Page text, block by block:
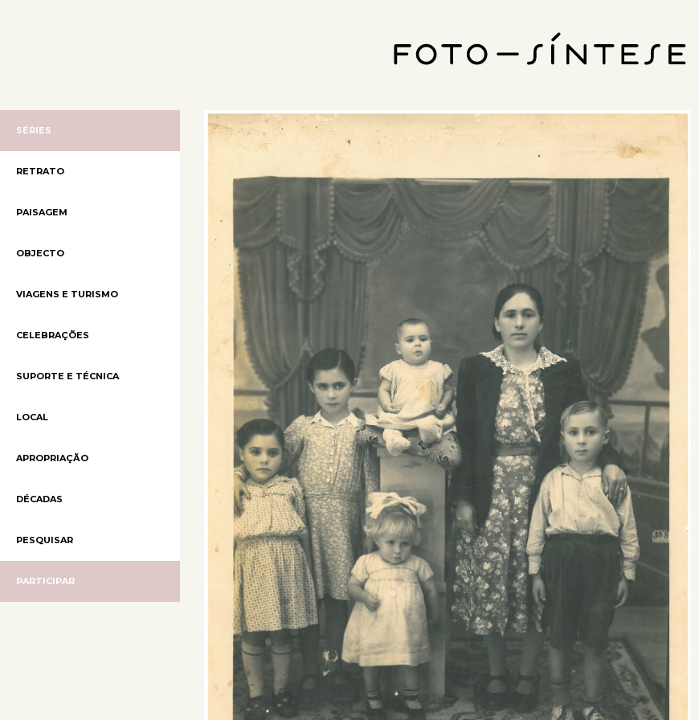
SÉRIES
RETRATO
PAISAGEM
OBJECTO
VIAGENS E TURISMO
CELEBRAÇÕES
SUPORTE E TÉCNICA
LOCAL
APROPRIAÇÃO
DÉCADAS
PESQUISAR
PARTICIPAR